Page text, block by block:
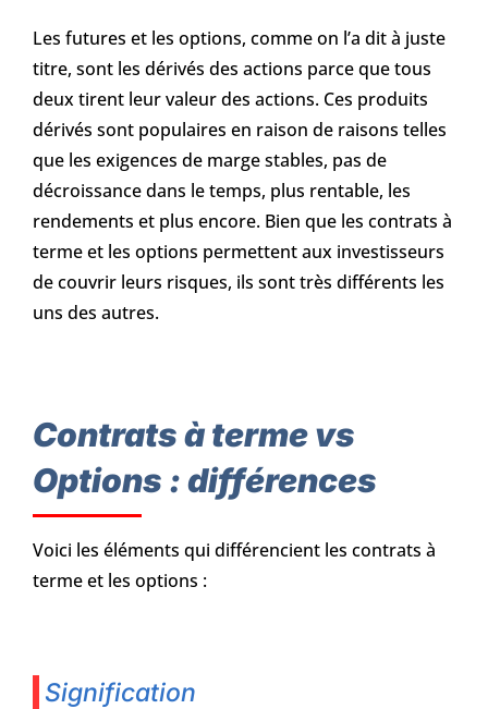
Les futures et les options, comme on l’a dit à juste
titre, sont les dérivés des actions parce que tous
deux tirent leur valeur des actions. Ces produits
dérivés sont populaires en raison de raisons telles
que les exigences de marge stables, pas de
décroissance dans le temps, plus rentable, les
rendements et plus encore. Bien que les contrats à
terme et les options permettent aux investisseurs
de couvrir leurs risques, ils sont très différents les
uns des autres.
Contrats à terme vs
Options : différences
Voici les éléments qui différencient les contrats à
terme et les options :
Signification